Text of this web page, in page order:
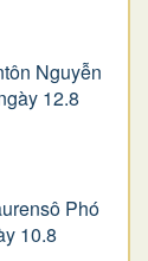
Nguyễn
12.8
Phó
10.8